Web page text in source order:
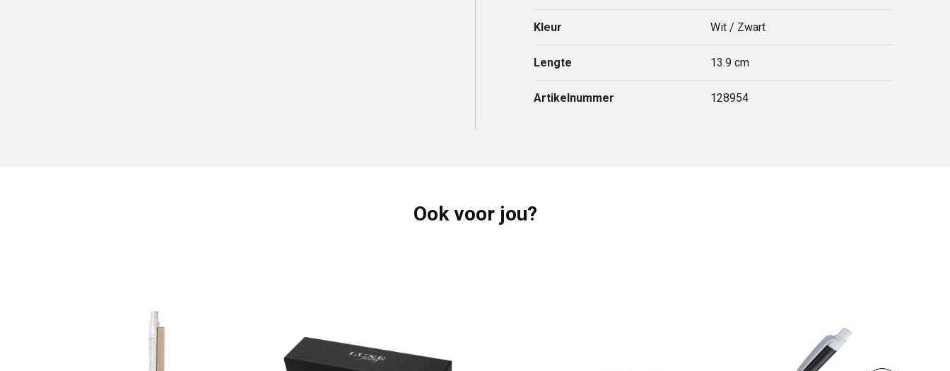
Kleur Wit / Zwart
Lengte 13.9 cm
Artikelnummer 128954
Ook voor jou?